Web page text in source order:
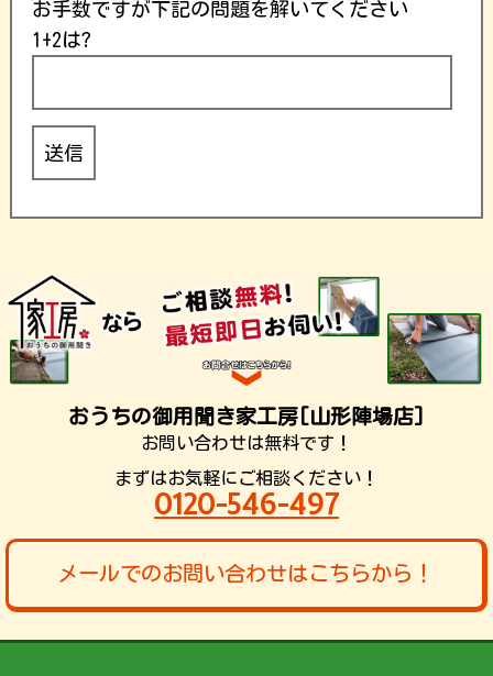
お手数ですが下記の問題を解いてください
1+2は?
おうちの御用聞き家工房[山形陣場店]
お問い合わせは無料です！
まずはお気軽にご相談ください！
0120-546-497
メールでのお問い合わせはこちらから！